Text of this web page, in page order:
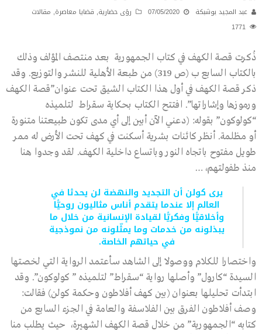
عبد المجيد بوشبكة 07/05/2020 رؤى حضارية, قضايا معاصرة, مقالات
ذُكرت قصة الكهف في كتاب الجمهورية بعد منتصف المؤلف وذلك
بالكتاب السابع ب (ص 319) من طبعة الأهلية للنشر والتوزيع. وقد
ذكر قصة الكهف في أول هذا الكتاب الشيق تحت عنوان”قصة الكهف
ورموزها وإشاراتها”. افتتح الكتاب بحكاية سقراط لتلميذه
“كولوكون” بقوله: (دعني الآن أبين إلى أي مدى تكون طبيعتنا متنورة
أو مظلمة. أنظر كائنات بشرية أسكنت في كهف تحت الأرض له ممر
طويل مفتوح باتجاه النور وباتساع داخلية الكهف. لقد وجدوا هنا
منذ طفولتهم،…
يرى كولن أن التجديد والنهضة لن يحدثا في
العالم إلا عندما يتقدم أناس مثاليون روحيًّا
وأخلاقيًّا وفكريًّا لقيادة الإنسانية من خلال ما
يبذلونه من خدمات وما يمثّلونه من نموذجية
في حياتهم الخاصة.
واختصارا للكلام ووصولا إلى الشاهد سأعتمد الرواية التي لخصتها
السيدة “كارول” وأصلها رواية “سقراط” لتلميذه ” كولوكون”. وقد
ابتدأت تحليلها بعنوان (بين كهف أفلاطون وحكمة كولن) فقالت:
وصف أفلاطون الفرق بين الفلاسفة والعامة في الجزء السابع من
كتابه “الجمهورية” من خلال قصة الكهف الشهيرة، حيث يطلب منا